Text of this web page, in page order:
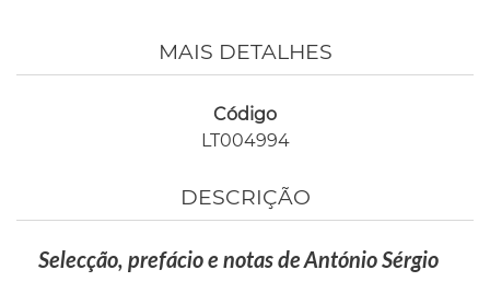
MAIS DETALHES
Código
LT004994
DESCRIÇÃO
Selecção, prefácio e notas de António Sérgio